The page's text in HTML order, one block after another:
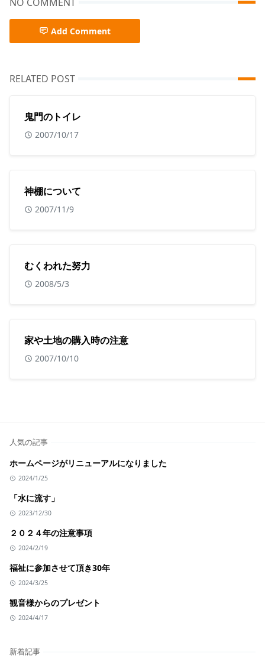
Add Comment
RELATED POST
鬼門のトイレ
2007/10/17
神棚について
2007/11/9
むくわれた努力
2008/5/3
家や土地の購入時の注意
2007/10/10
人気の記事
ホームページがリニューアルになりました
2024/1/25
「水に流す」
2023/12/30
２０２４年の注意事項
2024/2/19
福祉に参加させて頂き30年
2024/3/25
観音様からのプレゼント
2024/4/17
新着記事